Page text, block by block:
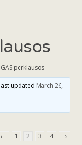
perklausos
updated March 26,
←
1 2 3 4 →